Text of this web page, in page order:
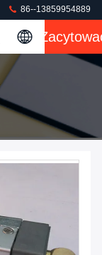
86--13859954889